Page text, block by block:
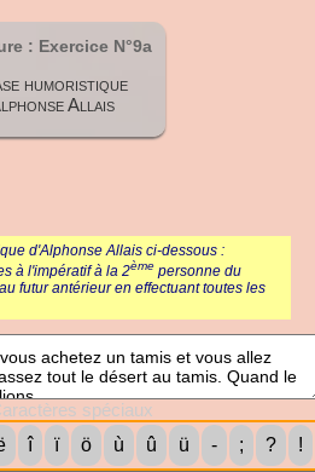
: Exercice N°9a
humoristique
Allais
d'Alphonse Allais ci-dessous :
à l'impératif à la 2ème personne du
futur antérieur en effectuant toutes les
spéciaux
î ï ö ù û ü - ; ? !